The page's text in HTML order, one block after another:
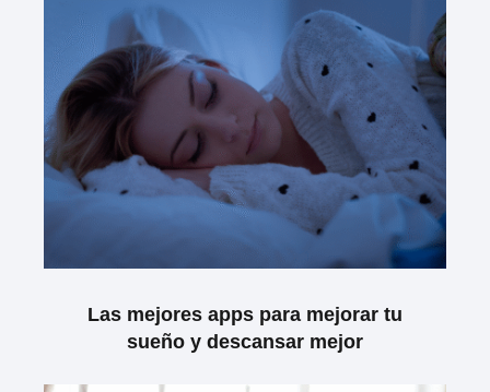
Las mejores apps para mejorar tu
sueño y descansar mejor